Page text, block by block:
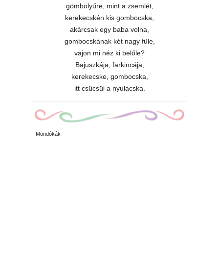
gömbölyűre, mint a zsemlét,
kerekecskén kis gombocska,
akárcsak egy baba volna,
gombocskának két nagy füle,
vajon mi néz ki belőle?
Bajuszkája, farkincája,
kerekecske, gombocska,
itt csücsül a nyulacska.
Mondókák